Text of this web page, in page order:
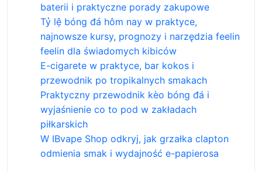
baterii i praktyczne porady zakupowe
Tỷ lệ bóng đá hôm nay w praktyce,
najnowsze kursy, prognozy i narzędzia feelin
feelin dla świadomych kibiców
E-cigarete w praktyce, bar kokos i
przewodnik po tropikalnych smakach
Praktyczny przewodnik kèo bóng đá i
wyjaśnienie co to pod w zakładach
piłkarskich
W IBvape Shop odkryj, jak grzałka clapton
odmienia smak i wydajność e-papierosa